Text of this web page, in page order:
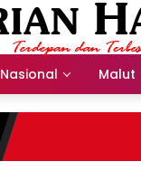
Nasional Malut